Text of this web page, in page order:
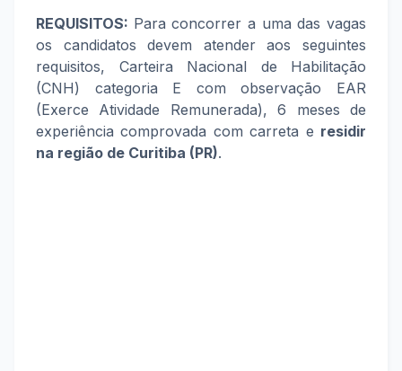
REQUISITOS: Para concorrer a uma das vagas
os candidatos devem atender aos seguintes
requisitos, Carteira Nacional de Habilitação
(CNH) categoria E com observação EAR
(Exerce Atividade Remunerada), 6 meses de
experiência comprovada com carreta e residir
na região de Curitiba (PR).